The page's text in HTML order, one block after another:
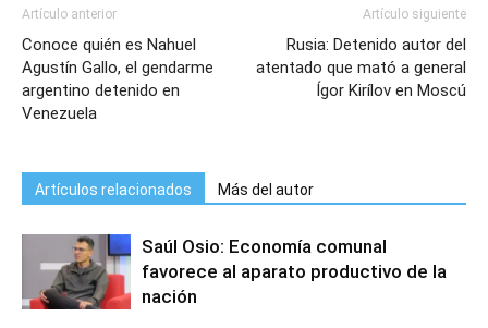
Artículo anterior
Conoce quién es Nahuel
Agustín Gallo, el gendarme
argentino detenido en
Venezuela
Artículo siguiente
Rusia: Detenido autor del
atentado que mató a general
Ígor Kirílov en Moscú
Artículos relacionados Más del autor
Saúl Osio: Economía comunal
favorece al aparato productivo de la
nación